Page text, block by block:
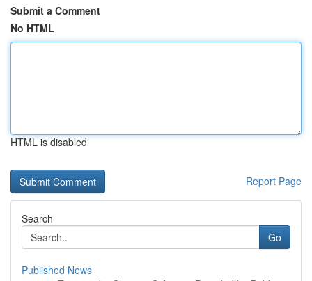
Submit a Comment
No HTML
HTML is disabled
Report Page
Search
Go
Published News